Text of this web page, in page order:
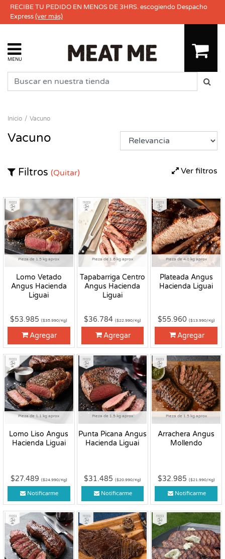
RECIBE TU PEDIDO EN MENOS DE 3HRS. escogiendo Despacho
Express(ver más)
MENU
Inicio Vacuno
Vacuno
Ver filtros
Filtros (Quitar)
Pieza de 1.5 kg aprox
Lomo Vetado
Angus Hacienda
Liguai
Fresco
$53.985($35.990/Kg)
Agregar
Pieza de 1.6 kg aprox
Tapabarriga Centro
Angus Hacienda
Liguai
Fresco
$36.784 ($22.990/Kg)
Agregar
Pieza de 4.0 kg aprox
Plateada Angus
Hacienda Liguai
Fresco
$55.960 ($13.990/Kg)
Agregar
Pieza de 1.1 kg aprox
Lomo Liso Angus
Hacienda Liguai
Fresco
$27.489 ($24.990/Kg)
Notificarme
Pieza de 1.5 kg aprox
Punta Picana Angus
Hacienda Liguai
Fresco
$31.485 ($20.990/Kg)
Notificarme
Pieza de 1.5 kg aprox
Arrachera Angus
Mollendo
Fresco
$32.985 ($21.990/Kg)
Notificarme
Fresco Fresco Fresco